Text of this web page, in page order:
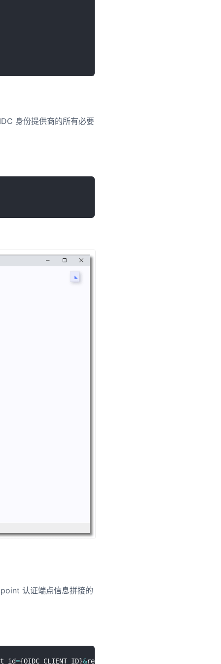
身份提供商的所有必要
认证端点信息拼接的
={OIDC_CLIENT_ID}&redirect_uri